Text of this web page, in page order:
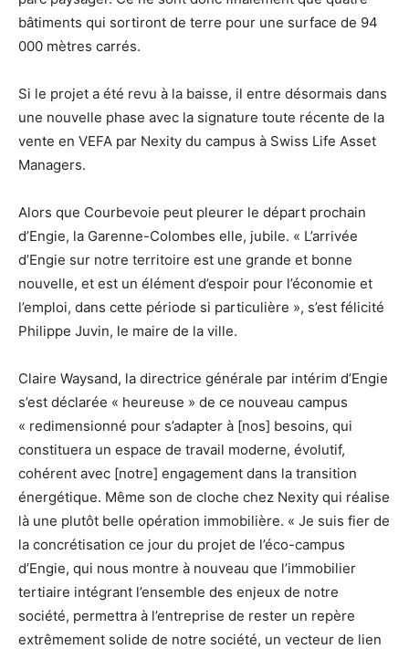
bâtiments qui sortiront de terre pour une surface de 94
000 mètres carrés.
Si le projet a été revu à la baisse, il entre désormais dans
une nouvelle phase avec la signature toute récente de la
vente en VEFA par Nexity du campus à Swiss Life Asset
Managers.
Alors que Courbevoie peut pleurer le départ prochain
d’Engie, la Garenne-Colombes elle, jubile. « L’arrivée
d’Engie sur notre territoire est une grande et bonne
nouvelle, et est un élément d’espoir pour l’économie et
l’emploi, dans cette période si particulière », s’est félicité
Philippe Juvin, le maire de la ville.
Claire Waysand, la directrice générale par intérim d’Engie
s’est déclarée « heureuse » de ce nouveau campus
« redimensionné pour s’adapter à [nos] besoins, qui
constituera un espace de travail moderne, évolutif,
cohérent avec [notre] engagement dans la transition
énergétique. Même son de cloche chez Nexity qui réalise
là une plutôt belle opération immobilière. « Je suis fier de
la concrétisation ce jour du projet de l’éco-campus
d’Engie, qui nous montre à nouveau que l’immobilier
tertiaire intégrant l’ensemble des enjeux de notre
société, permettra à l’entreprise de rester un repère
extrêmement solide de notre société, un vecteur de lien